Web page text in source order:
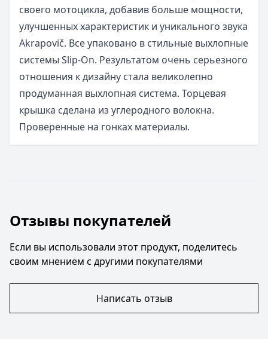
своего мотоцикла, добавив больше мощности,
улучшенных характеристик и уникального звука
Akrapovič. Все упаковано в стильные выхлопные
системы Slip-On. Результатом очень серьезного
отношения к дизайну стала великолепно
продуманная выхлопная система. Торцевая
крышка сделана из углеродного волокна.
Проверенные на гонках материалы.
Отзывы покупателей
Если вы использовали этот продукт, поделитесь
своим мнением с другими покупателями
Написать отзыв